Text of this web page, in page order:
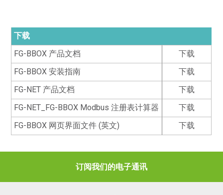
下载
FG-BBOX 产品文档
下载
FG-BBOX 安装指南
下载
FG-NET 产品文档
下载
FG-NET_FG-BBOX Modbus 注册表计算器
下载
FG-BBOX 网页界面文件 (英文)
下载
订阅我们的电子通讯